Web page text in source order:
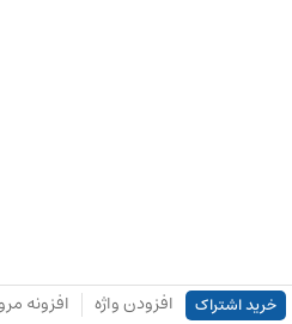
خرید اشتراک افزودن واژه افزونه